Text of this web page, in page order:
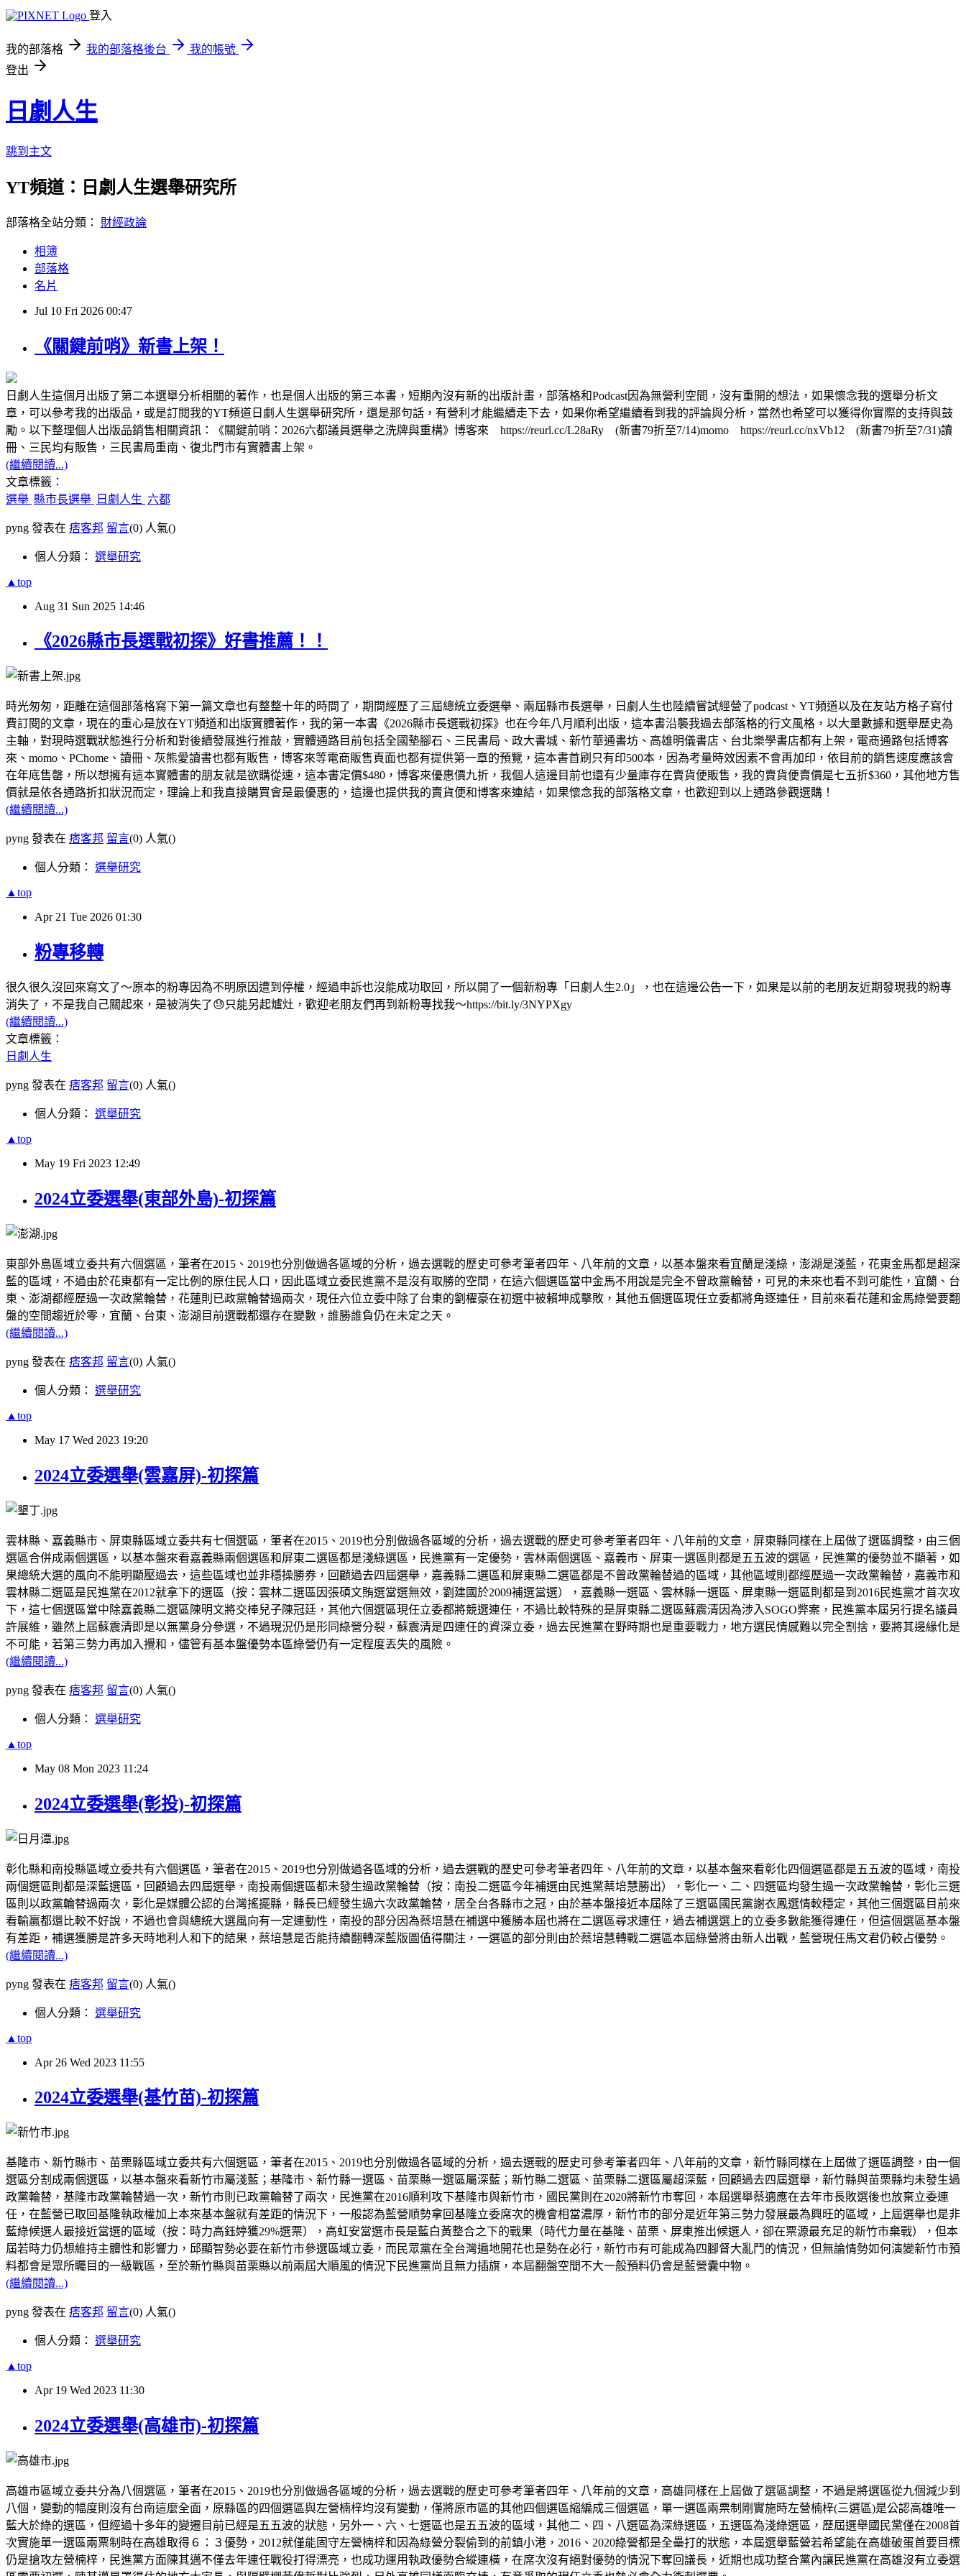
登入
我的部落格 我的部落格後台
我的帳號
登出
日劇人生
跳到主文
YT頻道：日劇人生選舉研究所
部落格全站分類： 財經政論
相簿
部落格
名片
Jul 10 Fri 2026 00:47
《關鍵前哨》新書上架！
日劇人生這個月出版了第二本選舉分析相關的著作，也是個人出版的第三本書，短期內沒有新的出版計畫，部落格和Podcast因為無營利空間，沒有重開的想法，如果懷念我的選舉分析文
章，可以參考我的出版品，或是訂閱我的YT頻道日劇人生選舉研究所，還是那句話，有營利才能繼續走下去，如果你希望繼續看到我的評論與分析，當然也希望可以獲得你實際的支持與鼓
勵。以下整理個人出版品銷售相關資訊：《關鍵前哨：2026六都議員選舉之洗牌與重構》博客來 https://reurl.cc/L28aRy (新書79折至7/14)momo https://reurl.cc/nxVb12 (新書79折至7/31)讀
冊、三民均有販售，三民書局重南、復北門市有實體書上架。
(繼續閱讀...)
文章標籤：
選舉 縣市長選舉 日劇人生 六都
pyng 發表在 痞客邦 留言(0) 人氣()
個人分類： 選舉研究
▲top
Aug 31 Sun 2025 14:46
《2026縣市長選戰初探》好書推薦！！
時光匆匆，距離在這個部落格寫下第一篇文章也有整整十年的時間了，期間經歷了三屆總統立委選舉、兩屆縣市長選舉，日劇人生也陸續嘗試經營了podcast、YT頻道以及在友站方格子寫付
費訂閱的文章，現在的重心是放在YT頻道和出版實體著作，我的第一本書《2026縣市長選戰初探》也在今年八月順利出版，這本書沿襲我過去部落格的行文風格，以大量數據和選舉歷史為
主軸，對現時選戰狀態進行分析和對後續發展進行推敲，實體通路目前包括全國墊腳石、三民書局、政大書城、新竹華通書坊、高雄明儀書店、台北樂學書店都有上架，電商通路包括博客
來、momo、PChome、讀冊、灰熊愛讀書也都有販售，博客來等電商販售頁面也都有提供第一章的預覽，這本書首刷只有印500本，因為考量時效因素不會再加印，依目前的銷售速度應該會
在年底售罄，所以想擁有這本實體書的朋友就是欲購從速，這本書定價$480，博客來優惠價九折，我個人這邊目前也還有少量庫存在賣貨便販售，我的賣貨便賣價是七五折$360，其他地方售
價就是依各通路折扣狀況而定，理論上和我直接購買會是最優惠的，這邊也提供我的賣貨便和博客來連結，如果懷念我的部落格文章，也歡迎到以上通路參觀選購！
(繼續閱讀...)
pyng 發表在 痞客邦 留言(0) 人氣()
個人分類： 選舉研究
▲top
Apr 21 Tue 2026 01:30
粉專移轉
很久很久沒回來寫文了～原本的粉專因為不明原因遭到停權，經過申訴也沒能成功取回，所以開了一個新粉專「日劇人生2.0」，也在這邊公告一下，如果是以前的老朋友近期發現我的粉專
消失了，不是我自己關起來，是被消失了😓只能另起爐灶，歡迎老朋友們再到新粉專找我～https://bit.ly/3NYPXgy
(繼續閱讀...)
文章標籤：
日劇人生
pyng 發表在 痞客邦 留言(0) 人氣()
個人分類： 選舉研究
▲top
May 19 Fri 2023 12:49
2024立委選舉(東部外島)-初探篇
東部外島區域立委共有六個選區，筆者在2015、2019也分別做過各區域的分析，過去選戰的歷史可參考筆者四年、八年前的文章，以基本盤來看宜蘭是淺綠，澎湖是淺藍，花東金馬都是超深
藍的區域，不過由於花東都有一定比例的原住民人口，因此區域立委民進黨不是沒有取勝的空間，在這六個選區當中金馬不用說是完全不曾政黨輪替，可見的未來也看不到可能性，宜蘭、台
東、澎湖都經歷過一次政黨輪替，花蓮則已政黨輪替過兩次，現任六位立委中除了台東的劉櫂豪在初選中被賴坤成擊敗，其他五個選區現任立委都將角逐連任，目前來看花蓮和金馬綠營要翻
盤的空間趨近於零，宜蘭、台東、澎湖目前選戰都還存在變數，誰勝誰負仍在未定之天。
(繼續閱讀...)
pyng 發表在 痞客邦 留言(0) 人氣()
個人分類： 選舉研究
▲top
May 17 Wed 2023 19:20
2024立委選舉(雲嘉屏)-初探篇
雲林縣、嘉義縣市、屏東縣區域立委共有七個選區，筆者在2015、2019也分別做過各區域的分析，過去選戰的歷史可參考筆者四年、八年前的文章，屏東縣同樣在上屆做了選區調整，由三個
選區合併成兩個選區，以基本盤來看嘉義縣兩個選區和屏東二選區都是淺綠選區，民進黨有一定優勢，雲林兩個選區、嘉義市、屏東一選區則都是五五波的選區，民進黨的優勢並不顯著，如
果總統大選的風向不能明顯壓過去，這些區域也並非穩操勝券，回顧過去四屆選舉，嘉義縣二選區和屏東縣二選區都是不曾政黨輪替過的區域，其他區域則都經歷過一次政黨輪替，嘉義市和
雲林縣二選區是民進黨在2012就拿下的選區（按：雲林二選區因張碩文賄選當選無效，劉建國於2009補選當選），嘉義縣一選區、雲林縣一選區、屏東縣一選區則都是到2016民進黨才首次攻
下，這七個選區當中除嘉義縣二選區陳明文將交棒兒子陳冠廷，其他六個選區現任立委都將競選連任，不過比較特殊的是屏東縣二選區蘇震清因為涉入SOGO弊案，民進黨本屆另行提名議員
許展維，雖然上屆蘇震清即是以無黨身分參選，不過現況仍是形同綠營分裂，蘇震清是四連任的資深立委，過去民進黨在野時期也是重要戰力，地方選民情感難以完全割捨，要將其邊緣化是
不可能，若第三勢力再加入攪和，儘管有基本盤優勢本區綠營仍有一定程度丟失的風險。
(繼續閱讀...)
pyng 發表在 痞客邦 留言(0) 人氣()
個人分類： 選舉研究
▲top
May 08 Mon 2023 11:24
2024立委選舉(彰投)-初探篇
彰化縣和南投縣區域立委共有六個選區，筆者在2015、2019也分別做過各區域的分析，過去選戰的歷史可參考筆者四年、八年前的文章，以基本盤來看彰化四個選區都是五五波的區域，南投
兩個選區則都是深藍選區，回顧過去四屆選舉，南投兩個選區都未發生過政黨輪替（按：南投二選區今年補選由民進黨蔡培慧勝出），彰化一、二、四選區均發生過一次政黨輪替，彰化三選
區則以政黨輪替過兩次，彰化是媒體公認的台灣搖擺縣，縣長已經發生過六次政黨輪替，居全台各縣市之冠，由於基本盤接近本屆除了三選區國民黨謝衣鳳選情較穩定，其他三個選區目前來
看輸贏都還比較不好說，不過也會與總統大選風向有一定連動性，南投的部分因為蔡培慧在補選中獲勝本屆也將在二選區尋求連任，過去補選選上的立委多數能獲得連任，但這個選區基本盤
有差距，補選獲勝是許多天時地利人和下的結果，蔡培慧是否能持續翻轉深藍版圖值得關注，一選區的部分則由於蔡培慧轉戰二選區本屆綠營將由新人出戰，藍營現任馬文君仍較占優勢。
(繼續閱讀...)
pyng 發表在 痞客邦 留言(0) 人氣()
個人分類： 選舉研究
▲top
Apr 26 Wed 2023 11:55
2024立委選舉(基竹苗)-初探篇
基隆市、新竹縣市、苗栗縣區域立委共有六個選區，筆者在2015、2019也分別做過各區域的分析，過去選戰的歷史可參考筆者四年、八年前的文章，新竹縣同樣在上屆做了選區調整，由一個
選區分割成兩個選區，以基本盤來看新竹市屬淺藍；基隆市、新竹縣一選區、苗栗縣一選區屬深藍；新竹縣二選區、苗栗縣二選區屬超深藍，回顧過去四屆選舉，新竹縣與苗栗縣均未發生過
政黨輪替，基隆市政黨輪替過一次，新竹市則已政黨輪替了兩次，民進黨在2016順利攻下基隆市與新竹市，國民黨則在2020將新竹市奪回，本屆選舉蔡適應在去年市長敗選後也放棄立委連
任，在藍營已取回基隆執政權加上本來基本盤就有差距的情況下，一般認為藍營順勢拿回基隆立委席次的機會相當濃厚，新竹市的部分是近年第三勢力發展最為興旺的區域，上屆選舉也是非
藍綠候選人最接近當選的區域（按：時力高鈺婷獲29%選票），高虹安當選市長是藍白黃整合之下的戰果（時代力量在基隆、苗栗、屏東推出候選人，卻在票源最充足的新竹市棄戰），但本
屆若時力仍想維持主體性和影響力，邱顯智勢必要在新竹市參選區域立委，而民眾黨在全台灣遍地開花也是勢在必行，新竹市有可能成為四腳督大亂鬥的情況，但無論情勢如何演變新竹市預
料都會是眾所矚目的一級戰區，至於新竹縣與苗栗縣以前兩屆大順風的情況下民進黨尚且無力插旗，本屆翻盤空間不大一般預料仍會是藍營囊中物。
(繼續閱讀...)
pyng 發表在 痞客邦 留言(0) 人氣()
個人分類： 選舉研究
▲top
Apr 19 Wed 2023 11:30
2024立委選舉(高雄市)-初探篇
高雄市區域立委共分為八個選區，筆者在2015、2019也分別做過各區域的分析，過去選戰的歷史可參考筆者四年、八年前的文章，高雄同樣在上屆做了選區調整，不過是將選區從九個減少到
八個，變動的幅度則沒有台南這麼全面，原縣區的四個選區與左營楠梓均沒有變動，僅將原市區的其他四個選區縮編成三個選區，單一選區兩票制剛實施時左營楠梓(三選區)是公認高雄唯一
藍大於綠的選區，但經過十多年的變遷目前已經是五五波的狀態，另外一、六、七選區也是五五波的區域，其他二、四、八選區為深綠選區，五選區為淺綠選區，歷屆選舉國民黨僅在2008首
次實施單一選區兩票制時在高雄取得６：３優勢，2012就僅能固守左營楠梓和因為綠營分裂偷到的前鎮小港，2016、2020綠營都是全壘打的狀態，本屆選舉藍營若希望能在高雄破蛋首要目標
仍是搶攻左營楠梓，民進黨方面陳其邁不僅去年連任戰役打得漂亮，也成功運用執政優勢合縱連橫，在席次沒有絕對優勢的情況下奪回議長，近期也成功整合黨內讓民進黨在高雄沒有立委選